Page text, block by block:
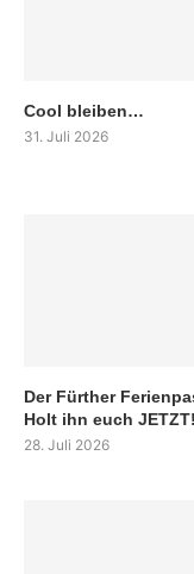
Cool bleiben…
31. Juli 2026
Der Fürther
Holt ihn euch JETZT!
28. Juli 2026